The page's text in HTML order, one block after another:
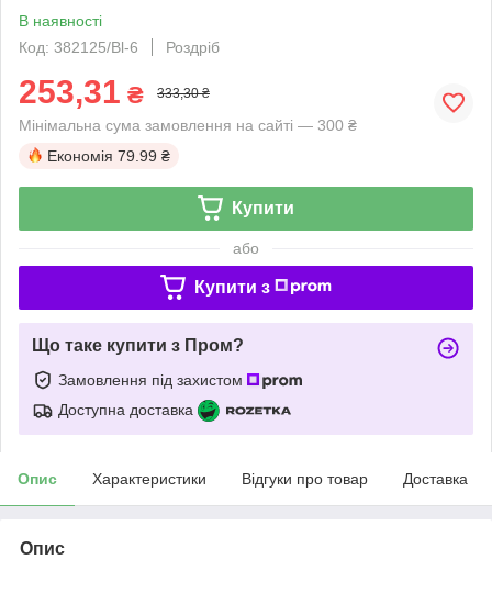
В наявності
Код: 382125/Bl-6
Роздріб
253,31 ₴ 333,30 ₴
Мінімальна сума замовлення на сайті — 300 ₴
Економія 79.99 ₴
Купити
або
Купити з
Що таке купити з Пром?
Замовлення під захистом
Доступна доставка
Опис Характеристики Відгуки про товар Доставка
Опис